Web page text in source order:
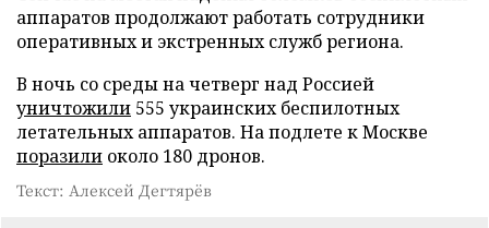
аппаратов продолжают работать сотрудники
оперативных и экстренных служб региона.
В ночь со среды на четверг над Россией
уничтожили 555 украинских беспилотных
летательных аппаратов. На подлете к Москве
поразили около 180 дронов.
Текст: Алексей Дегтярёв